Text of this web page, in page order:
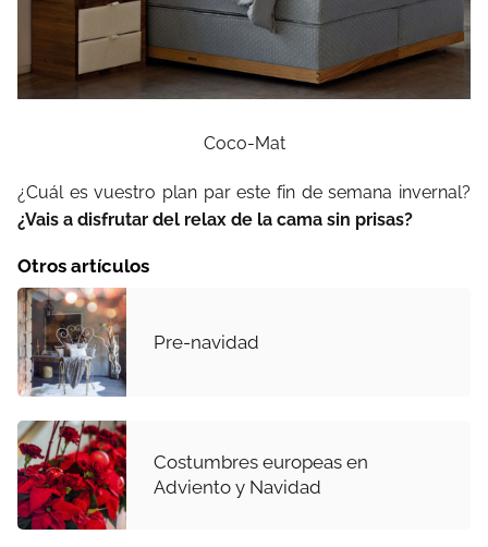
Coco-Mat
¿Cuál es vuestro plan par este fin de semana invernal?
¿Vais a disfrutar del relax de la cama sin prisas?
Otros artículos
Pre-navidad
Costumbres europeas en
Adviento y Navidad